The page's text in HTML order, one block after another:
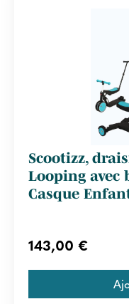
Scootizz,
Looping avec
Casque
143,00 €